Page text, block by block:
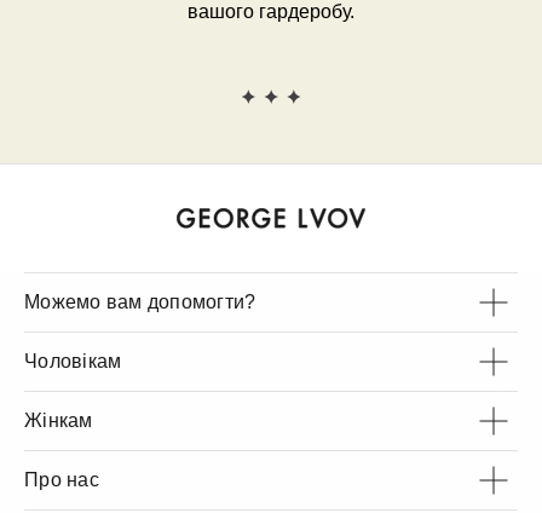
вашого гардеробу.
Можемо вам допомогти?
Чоловікам
Жінкам
Про нас